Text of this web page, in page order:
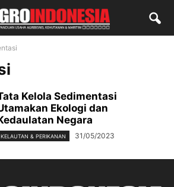
Kelola Sedimentasi
Ekologi dan
Negara
KELAUTAN & PERIKANAN 31/05/2023